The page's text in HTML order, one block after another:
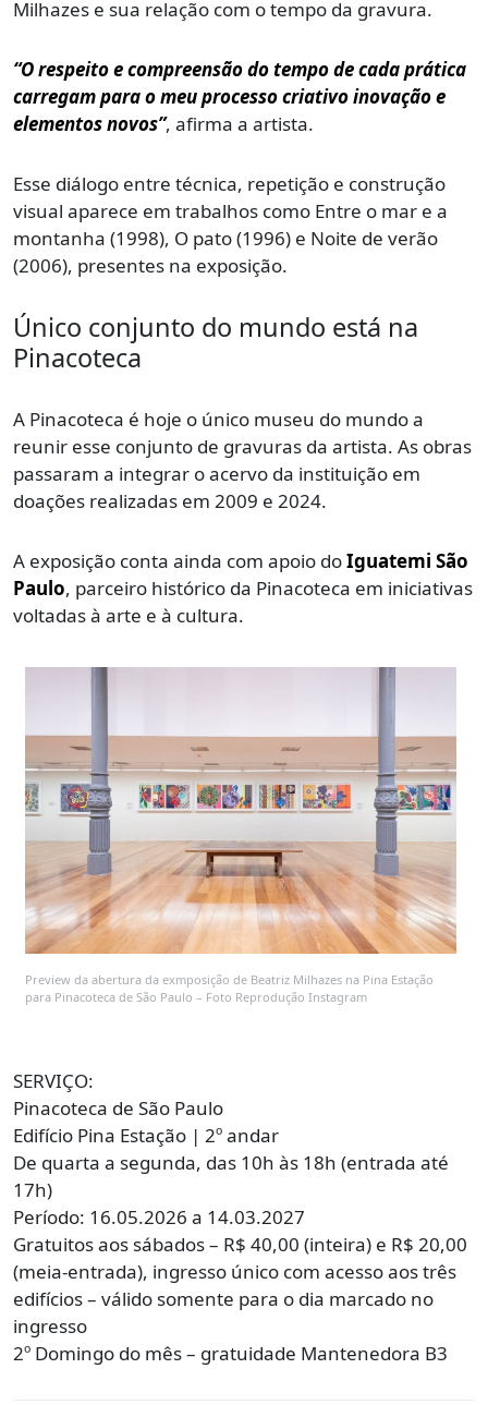
Milhazes e sua relação com o tempo da gravura.
“O respeito e compreensão do tempo de cada prática
carregam para o meu processo criativo inovação e
elementos novos”, afirma a artista.
Esse diálogo entre técnica, repetição e construção
visual aparece em trabalhos como Entre o mar e a
montanha (1998), O pato (1996) e Noite de verão
(2006), presentes na exposição.
Único conjunto do mundo está na
Pinacoteca
A Pinacoteca é hoje o único museu do mundo a
reunir esse conjunto de gravuras da artista. As obras
passaram a integrar o acervo da instituição em
doações realizadas em 2009 e 2024.
A exposição conta ainda com apoio doIguatemi São
Paulo, parceiro histórico da Pinacoteca em iniciativas
voltadas à arte e à cultura.
Preview da abertura da exmposição de Beatriz Milhazes na Pina Estação
para Pinacoteca de São Paulo – Foto Reprodução Instagram
SERVIÇO:
Pinacoteca de São Paulo
Edifício Pina Estação | 2º andar
De quarta a segunda, das 10h às 18h (entrada até
17h)
Período: 16.05.2026 a 14.03.2027
Gratuitos aos sábados – R$ 40,00 (inteira) e R$ 20,00
(meia-entrada), ingresso único com acesso aos três
edifícios – válido somente para o dia marcado no
ingresso
2º Domingo do mês – gratuidade Mantenedora B3